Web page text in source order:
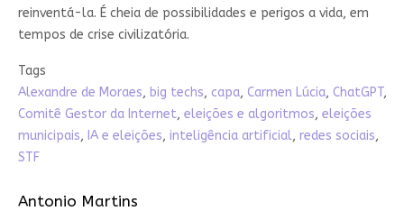
reinventá-la. É cheia de possibilidades e perigos a vida, em
tempos de crise civilizatória.
Tags
Alexandre de Moraes, big techs, capa, Carmen Lúcia, ChatGPT,
Comitê Gestor da Internet, eleições e algoritmos, eleições
municipais, IA e eleições, inteligência artificial, redes sociais,
STF
Antonio Martins